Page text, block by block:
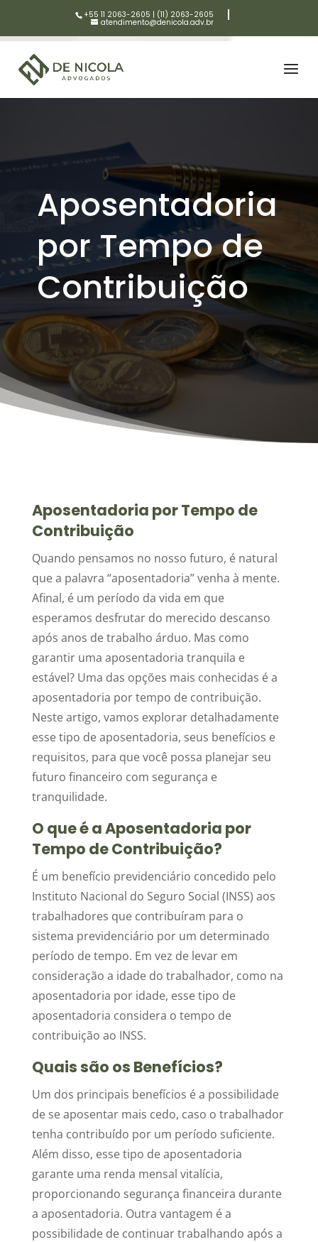
+55 11 2063-2605 | (11) 2063-2605
atendimento@denicola.adv.br
Aposentadoria
por Tempo de
Contribuição
Aposentadoria por Tempo de
Contribuição
Quando pensamos no nosso futuro, é natural
que a palavra “aposentadoria” venha à mente.
Afinal, é um período da vida em que
esperamos desfrutar do merecido descanso
após anos de trabalho árduo. Mas como
garantir uma aposentadoria tranquila e
estável? Uma das opções mais conhecidas é a
aposentadoria por tempo de contribuição.
Neste artigo, vamos explorar detalhadamente
esse tipo de aposentadoria, seus benefícios e
requisitos, para que você possa planejar seu
futuro financeiro com segurança e
tranquilidade.
O que é a Aposentadoria por
Tempo de Contribuição?
É um benefício previdenciário concedido pelo
Instituto Nacional do Seguro Social (INSS) aos
trabalhadores que contribuíram para o
sistema previdenciário por um determinado
período de tempo. Em vez de levar em
consideração a idade do trabalhador, como na
aposentadoria por idade, esse tipo de
aposentadoria considera o tempo de
contribuição ao INSS.
Quais são os Benefícios?
Um dos principais benefícios é a possibilidade
de se aposentar mais cedo, caso o trabalhador
tenha contribuído por um período suficiente.
Além disso, esse tipo de aposentadoria
garante uma renda mensal vitalícia,
proporcionando segurança financeira durante
a aposentadoria. Outra vantagem é a
possibilidade de continuar trabalhando após a